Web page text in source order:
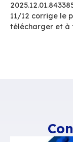
BlueMind
plus. Les
certains